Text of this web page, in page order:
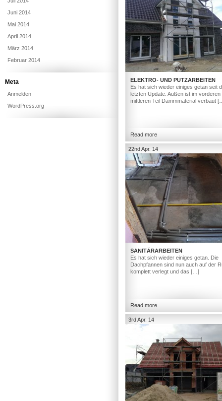
ELEKTRO- UND PUTZARBEITEN
Es hat sich wieder einiges getan seit
letzten Update. Außen ist im vorderen
mittleren Teil Dämmmaterial verbaut
Read more
22nd Apr. 14
SANITÄRARBEITEN
Es hat sich wieder einiges getan. Die
Dachpfannen sind nun auch auf der
komplett verlegt und das […]
Read more
3rd Apr. 14
Juni 2014
Mai 2014
April 2014
März 2014
Februar 2014
Meta
Anmelden
WordPress.org